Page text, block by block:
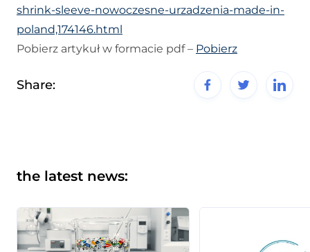
Share:
shrink-sleeve-nowoczesne-urzadzenia-made-in-
poland,174146.html
Pobierz artykuł w formacie pdf – Pobierz
the latest news: